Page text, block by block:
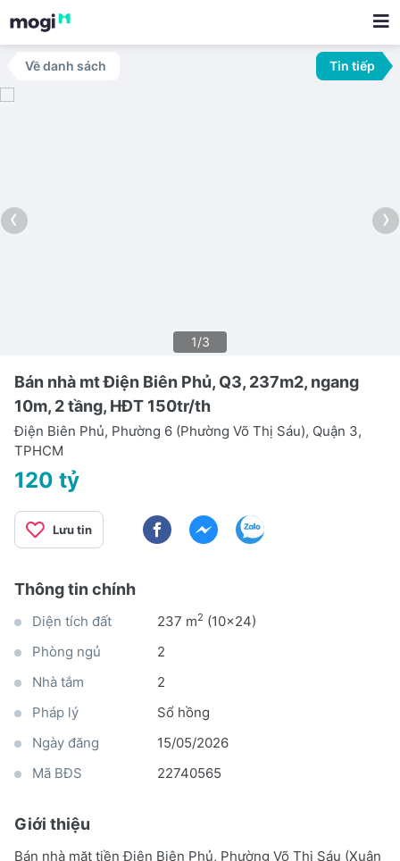
Về danh sách Tin tiếp
‹ ›
1/3
Bán nhà mt Điện Biên Phủ, Q3, 237m2, ngang
10m, 2 tầng, HĐT 150tr/th
Điện Biên Phủ, Phường 6 (Phường Võ Thị Sáu), Quận 3,
TPHCM
120 tỷ
Lưu tin
Thông tin chính
Diện tích đất 237 m2 (10x24)
Phòng ngủ
2
Nhà tắm
2
Pháp lý
Sổ hồng
Ngày đăng
15/05/2026
Mã BĐS
22740565
Giới thiệu
Bán nhà mặt tiền Điện Biên Phủ, Phường Võ Thị Sáu (Xuân